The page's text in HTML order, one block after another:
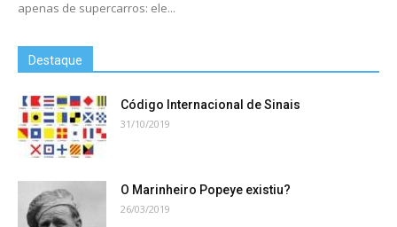
apenas de supercarros: ele...
Destaque
Código Internacional de Sinais
31/10/2019
O Marinheiro Popeye existiu?
26/03/2019